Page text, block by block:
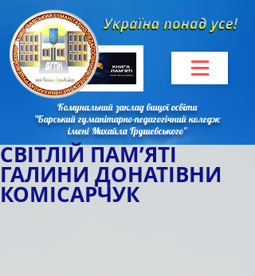
Комунальний заклад вищої освіти
"Барський гуманітарно-педагогічний коледж
імені Михайла Грушевського"
СВІТЛІЙ ПАМ’ЯТІ
ГАЛИНИ ДОНАТІВНИ
КОМІСАРЧУК